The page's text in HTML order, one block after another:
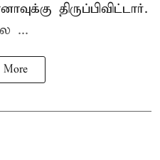
திருப்பிவிட்டார்.
...
More